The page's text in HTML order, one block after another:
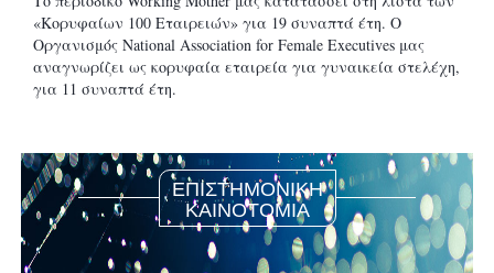
«Κορυφαίων 100 Εταιρειών» για 19 συναπτά έτη. Ο
Οργανισμός National Association for Female Executives μας
αναγνωρίζει ως κορυφαία εταιρεία για γυναικεία στελέχη,
για 11 συναπτά έτη.
ΕΠΙΣΤΗΜΟΝΙΚΗ
ΚΑΙΝΟΤΟΜΙΑ